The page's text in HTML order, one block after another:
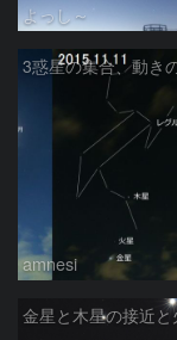
よっし～
amnesi
金星と木星の接近と